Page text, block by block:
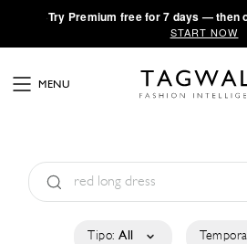
·Try Premium free for 7 days — then
START NOW
MENU
Tipo: All